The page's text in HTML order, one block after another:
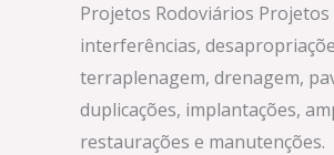
Projetos Rodoviários
interferências,
terraplenagem, drenagem,
duplicações, implantações,
restaurações e manutenções.